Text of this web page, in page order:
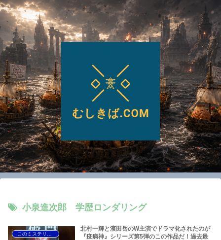
小泉進次郎 学歴ロンダリング
北村一輝と濱田岳のW主演でドラマ化されたのが
『疫病神』シリーズ第5弾のこの作品だ！過去最